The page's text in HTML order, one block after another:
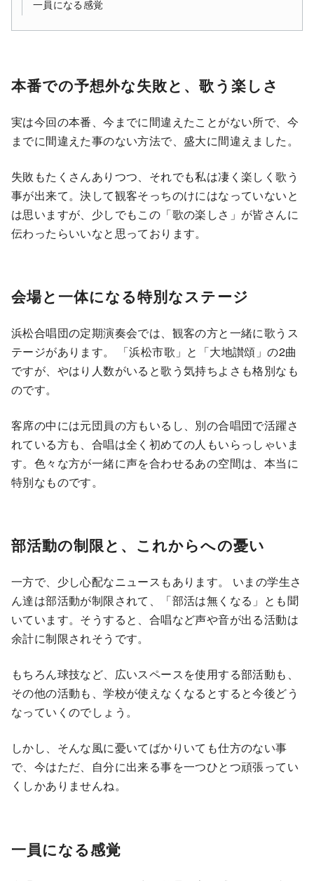
一員になる感覚
本番での予想外な失敗と、歌う楽しさ
実は今回の本番、今までに間違えたことがない所で、今
までに間違えた事のない方法で、盛大に間違えました。
失敗もたくさんありつつ、それでも私は凄く楽しく歌う
事が出来て。決して観客そっちのけにはなっていないと
は思いますが、少しでもこの「歌の楽しさ」が皆さんに
伝わったらいいなと思っております。
会場と一体になる特別なステージ
浜松合唱団の定期演奏会では、観客の方と一緒に歌うス
テージがあります。 「浜松市歌」と「大地讃頌」の2曲
ですが、やはり人数がいると歌う気持ちよさも格別なも
のです。
客席の中には元団員の方もいるし、別の合唱団で活躍さ
れている方も、合唱は全く初めての人もいらっしゃいま
す。色々な方が一緒に声を合わせるあの空間は、本当に
特別なものです。
部活動の制限と、これからへの憂い
一方で、少し心配なニュースもあります。 いまの学生さ
ん達は部活動が制限されて、「部活は無くなる」とも聞
いています。そうすると、合唱など声や音が出る活動は
余計に制限されそうです。
もちろん球技など、広いスペースを使用する部活動も、
その他の活動も、学校が使えなくなるとすると今後どう
なっていくのでしょう。
しかし、そんな風に憂いてばかりいても仕方のない事
で、今はただ、自分に出来る事を一つひとつ頑張ってい
くしかありませんね。
一員になる感覚